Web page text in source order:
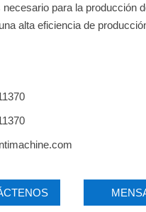
para la producción
alta eficiencia de